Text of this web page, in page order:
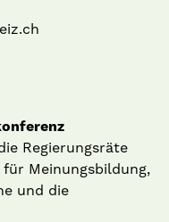
Regierungsräte
Meinungsbildung,
und die